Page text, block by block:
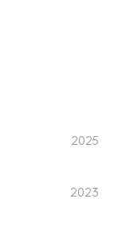
2025
2023